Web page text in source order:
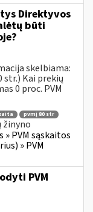
Direktyvos
būti
skelbiama:
Kai prekių
0 proc. PVM
pvmį 80 str
žinyno
PVM sąskaitos
» PVM
PVM